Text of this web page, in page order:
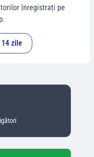
înregistrați pe
zile